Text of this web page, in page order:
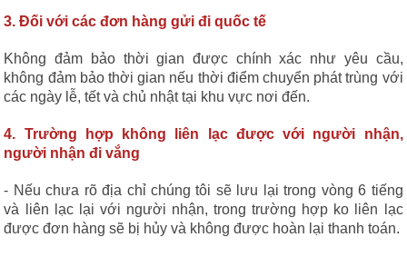
3. Đối với các đơn hàng gửi đi quốc tế
Không đảm bảo thời gian được chính xác như yêu cầu,
không đảm bảo thời gian nếu thời điểm chuyển phát trùng với
các ngày lễ, tết và chủ nhật tại khu vực nơi đến.
4. Trường hợp không liên lạc được với người nhận,
người nhận đi vắng
- Nếu chưa rõ địa chỉ chúng tôi sẽ lưu lại trong vòng 6 tiếng
và liên lạc lại với người nhận, trong trường hợp ko liên lạc
được đơn hàng sẽ bị hủy và không được hoàn lại thanh toán.